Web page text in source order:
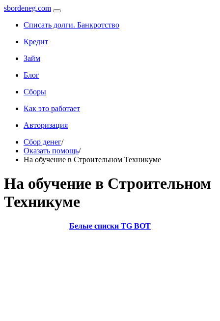
sbordeneg.com
Списать долги. Банкротство
Кредит
Займ
Блог
Сборы
Как это работает
Авторизация
Сбор денег/
Оказать помощь/
На обучение в Строительном Техникуме
На обучение в Строительном
Техникуме
Белые списки TG BOT